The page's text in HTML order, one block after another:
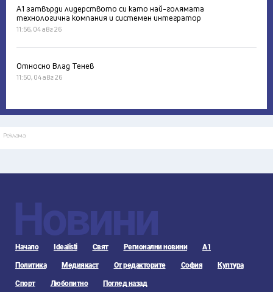
А1 затвърди лидерството си като най-голямата
технологична компания и системен интегратор
11:56, 04 авг 26
Относно Влад Тенев
11:50, 04 авг 26
Реклама
Новини
Начало Idealisti Свят Регионални новини А1
Политика Медиякаст От редакторите София Култура
Спорт Любопитно Поглед назад